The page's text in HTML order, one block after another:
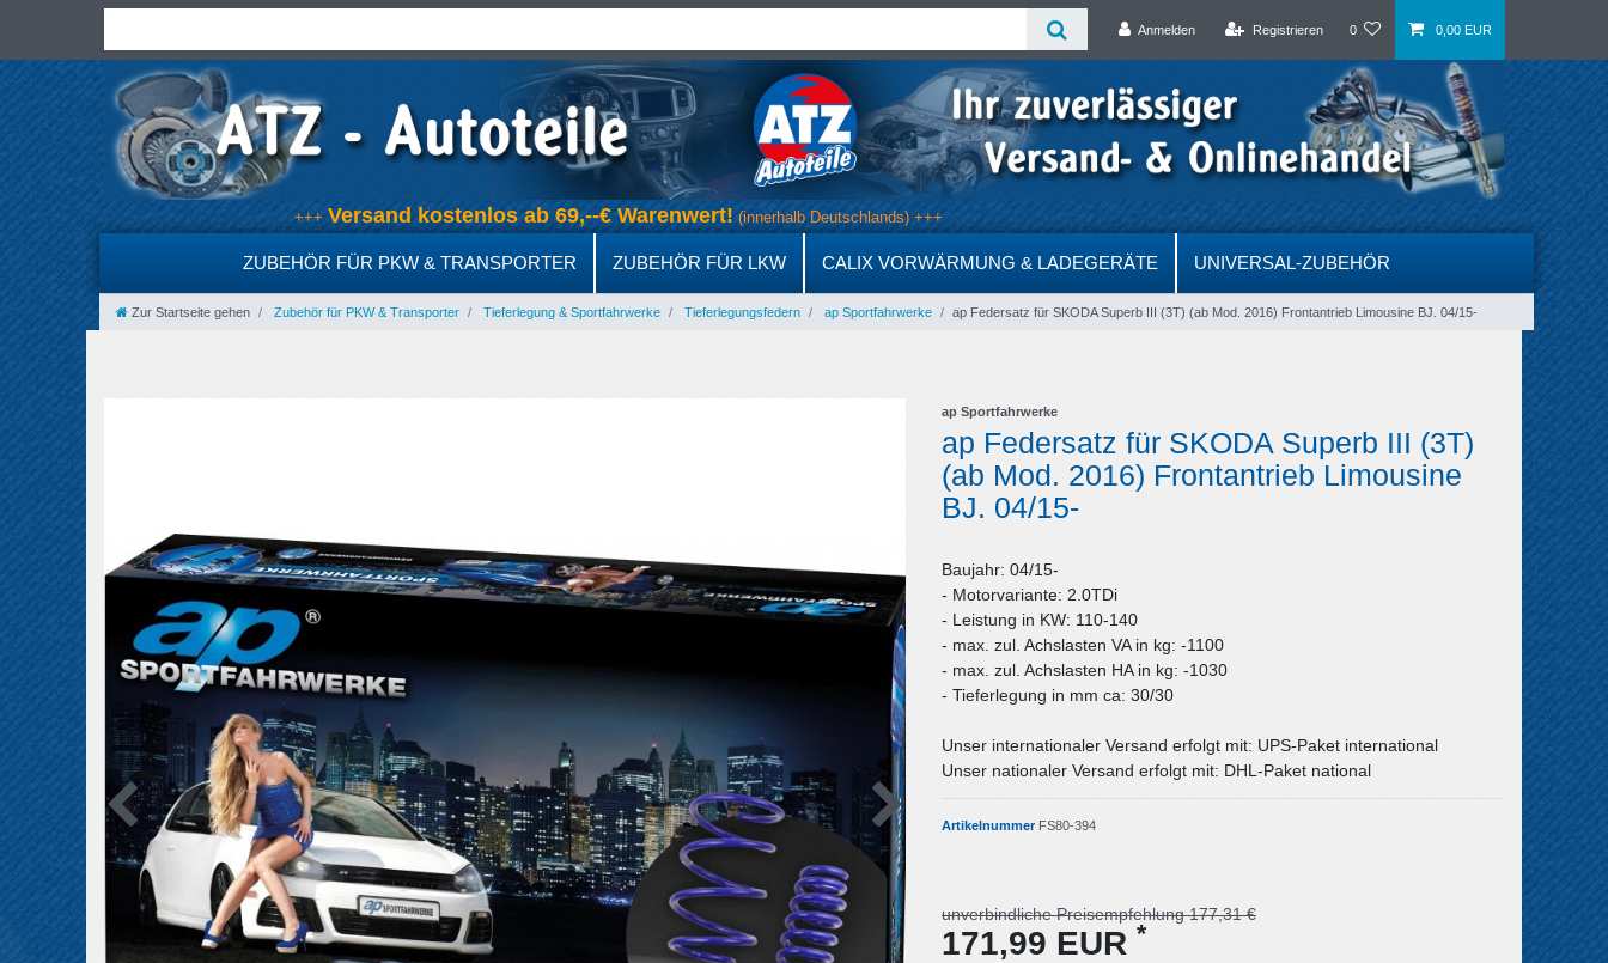
Anmelden Registrieren 0 0,00 EUR
+++Versand kostenlos ab 69,--€ Warenwert!(innerhalb Deutschlands) +++
ZUBEHÖR FÜR PKW & TRANSPORTER ZUBEHÖR FÜR LKW CALIX VORWÄRMUNG & LADEGERÄTE UNIVERSAL-ZUBEHÖR
Zur Startseite gehen Zubehör für PKW & Transporter Tieferlegung & Sportfahrwerke Tieferlegungsfedern ap Sportfahrwerke ap Federsatz für SKODA Superb III (3T) (ab Mod. 2016) Frontantrieb Limousine BJ. 04/15-
ap Sportfahrwerke
ap Federsatz für SKODA Superb III (3T)
(ab Mod. 2016) Frontantrieb Limousine
BJ. 04/15-
Baujahr: 04/15-
- Motorvariante: 2.0TDi
- Leistung in KW: 110-140
- max. zul. Achslasten VA in kg: -1100
- max. zul. Achslasten HA in kg: -1030
- Tieferlegung in mm ca: 30/30
Unser internationaler Versand erfolgt mit: UPS-Paket international
Unser nationaler Versand erfolgt mit: DHL-Paket national
Artikelnummer FS80-394
unverbindliche Preisempfehlung 177,31 €
171,99 EUR *